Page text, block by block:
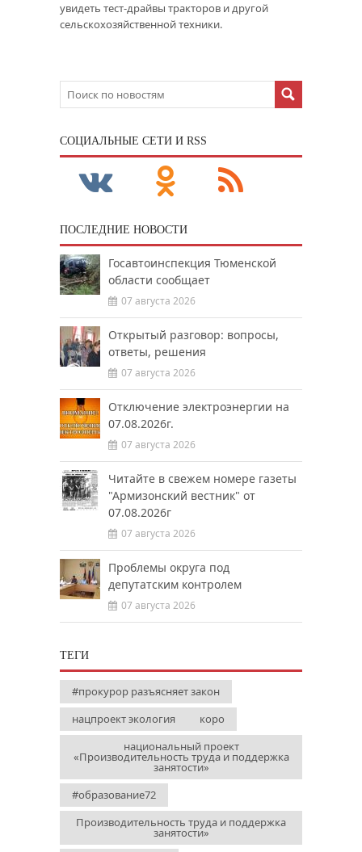
увидеть тест-драйвы тракторов и другой
сельскохозяйственной техники.
CОЦИАЛЬНЫЕ СЕТИ И RSS
ПОСЛЕДНИЕ НОВОСТИ
Госавтоинспекция Тюменской
области сообщает
07 августа 2026
Открытый разговор: вопросы,
ответы, решения
07 августа 2026
Отключение электроэнергии на
07.08.2026г.
07 августа 2026
Читайте в свежем номере газеты
"Армизонский вестник" от
07.08.2026г
07 августа 2026
Проблемы округа под
депутатским контролем
07 августа 2026
ТЕГИ
#прокурор разъясняет закон
нацпроект экология
коро
национальный проект
«Производительность труда и поддержка
занятости»
#образование72
Производительность труда и поддержка
занятости»